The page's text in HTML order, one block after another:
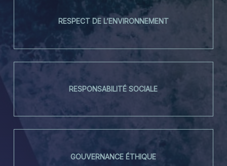
RESPECT DE L’ENVIRONNEMENT
RESPONSABILITÉ SOCIALE
GOUVERNANCE ÉTHIQUE